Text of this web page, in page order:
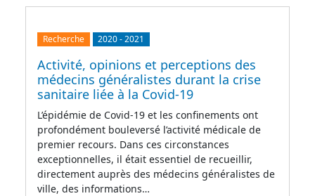
Recherche 2020-2021
Activité, opinions et perceptions des
médecins généralistes durant la crise
sanitaire liée à la Covid-19
L’épidémie de Covid-19 et les confinements ont
profondément bouleversé l’activité médicale de
premier recours. Dans ces circonstances
exceptionnelles, il était essentiel de recueillir,
directement auprès des médecins généralistes de
ville, des informations…